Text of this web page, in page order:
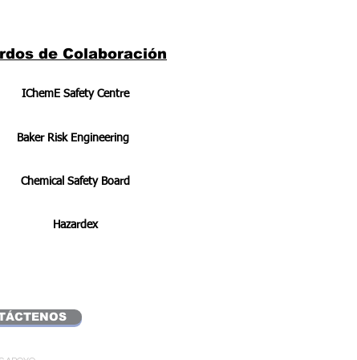
de Colaboración
IChemE Safety Centre
Baker Risk Engineering
Chemical Safety Board
Hazardex